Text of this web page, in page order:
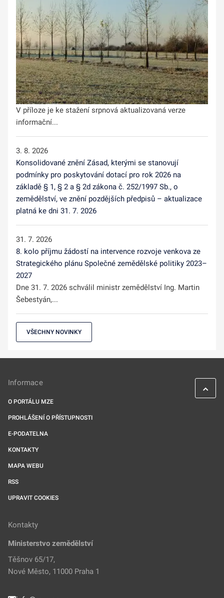
V příloze je ke stažení srpnová aktualizovaná verze
informační...
3. 8. 2026
Konsolidované znění Zásad, kterými se stanovují
podmínky pro poskytování dotací pro rok 2026 na
základě § 1, § 2 a § 2d zákona č. 252/1997 Sb., o
zemědělství, ve znění pozdějších předpisů – aktualizace
platná ke dni 31. 7. 2026
31. 7. 2026
8. kolo příjmu žádostí na intervence rozvoje venkova ze
Strategického plánu Společné zemědělské politiky 2023–
2027
Dne 31. 7. 2026 schválil ministr zemědělství Ing. Martin
Šebestyán,...
VŠECHNY NOVINKY
Informace
O PORTÁLU MZE
PROHLÁŠENÍ O PŘÍSTUPNOSTI
E-PODATELNA
KONTAKTY
MAPA WEBU
RSS
UPRAVIT COOKIES
Kontakty
Ministerstvo zemědělství
Těšnov 65/17,
Nové Město, 11000 Praha 1